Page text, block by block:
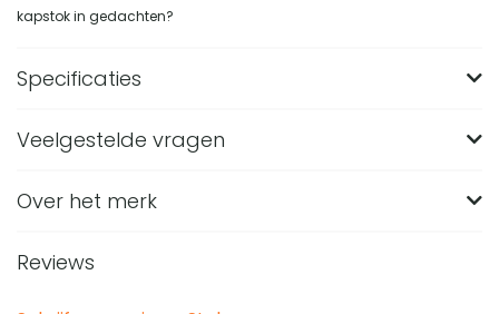
kapstok in gedachten?
Specificaties
Merk
Hoogte (in CM)
Veelgestelde vragen
Wat zijn de afmetingen van de QUVIO
De QUVIO Wandkapstok heeft een afmeting van 5 x 55 x
gemaakt?
Over het merk
Reviews